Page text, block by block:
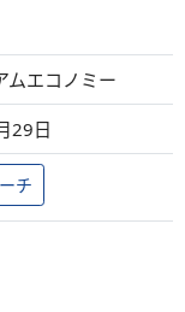
ムエコノミー
29日
チ